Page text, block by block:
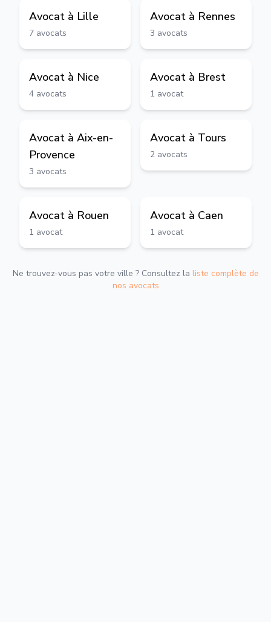
Avocat à Lille
7 avocats
Avocat à Rennes
3 avocats
Avocat à Nice
4 avocats
Avocat à Brest
1 avocat
Avocat à Aix-en-
Provence
3 avocats
Avocat à Tours
2 avocats
Avocat à Rouen
1 avocat
Avocat à Caen
1 avocat
Ne trouvez-vous pas votre ville ? Consultez la liste complète de
nos avocats